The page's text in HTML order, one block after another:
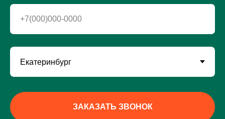
+7(000)000-0000
ЗАКАЗАТЬ ЗВОНОК